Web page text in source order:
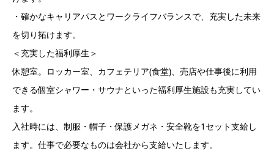
・確かなキャリアパスとワークライフバランスで、充実した未来
を切り拓けます。
＜充実した福利厚生＞
休憩室。ロッカー室、カフェテリア(食堂)、売店や仕事後に利用
できる個室シャワー・サウナといった福利厚生施設も充実してい
ます。
入社時には、制服・帽子・保護メガネ・安全靴を1セット支給し
ます。仕事で必要なものは会社から支給いたします。